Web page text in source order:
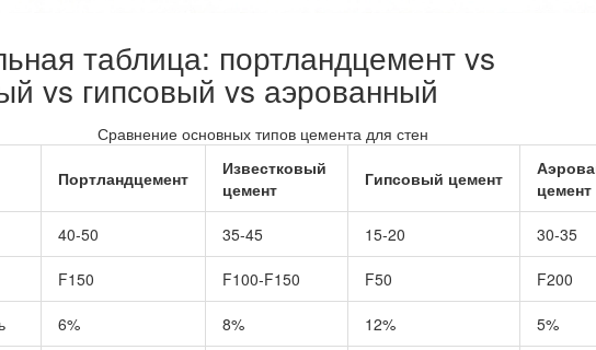
таблица: портландцемент vs
vs гипсовый vs аэрованный
Сравнение основных типов цемента для стен
Портландцемент
Известковый
цемент
Гипсовый цемент
цемент
40‑50 35‑45 15‑20 30‑35
F150 F100‑F150 F50 F200
6% 8% 12% 5%